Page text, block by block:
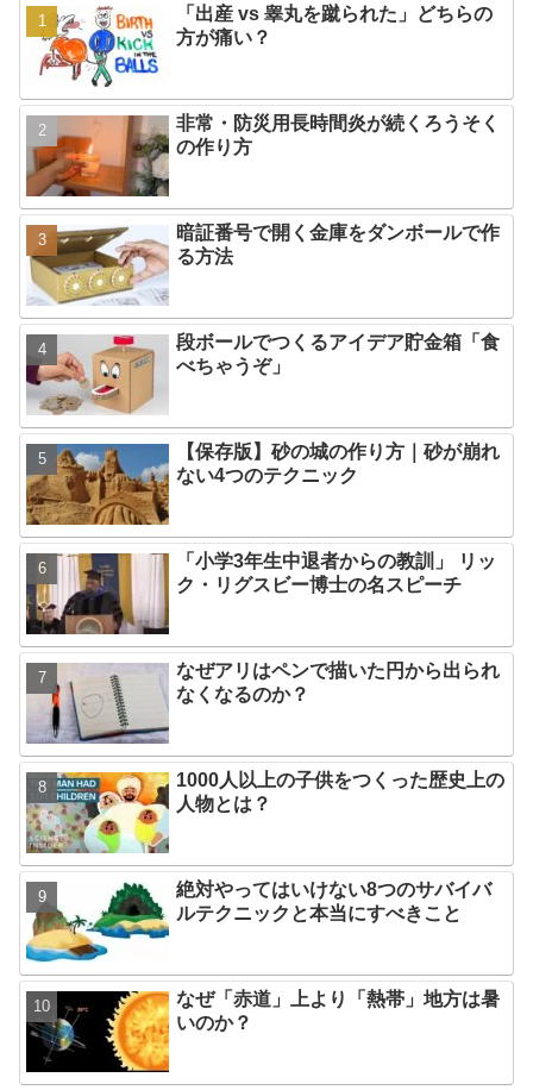
「出産 vs 睾丸を蹴られた」どちらの
方が痛い？
非常・防災用長時間炎が続くろうそく
の作り方
暗証番号で開く金庫をダンボールで作
る方法
段ボールでつくるアイデア貯金箱「食
べちゃうぞ」
【保存版】砂の城の作り方｜砂が崩れ
ない4つのテクニック
「小学3年生中退者からの教訓」 リッ
ク・リグスビー博士の名スピーチ
なぜアリはペンで描いた円から出られ
なくなるのか？
1000人以上の子供をつくった歴史上の
人物とは？
絶対やってはいけない8つのサバイバ
ルテクニックと本当にすべきこと
なぜ「赤道」上より「熱帯」地方は暑
いのか？